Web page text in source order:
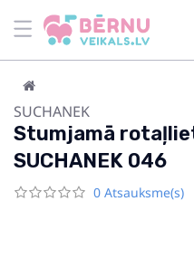
SUCHANEK
Stumjamā
SUCHANEK 046
0 Atsauksme(s)